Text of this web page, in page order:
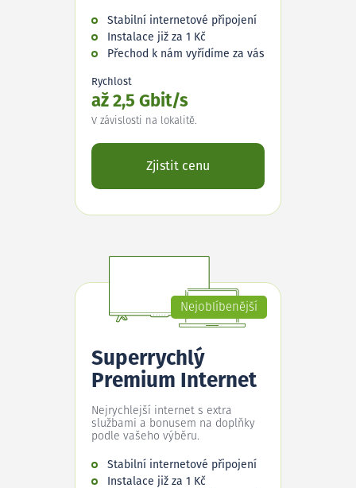
Stabilní internetové připojení
Instalace již za 1 Kč
Přechod k nám vyřídíme za vás
Rychlost
až 2,5 Gbit/s
V závislosti na lokalitě.
Zjistit cenu
Nejoblíbenější
Superrychlý
Premium Internet
Nejrychlejší internet s extra
službami a bonusem na doplňky
podle vašeho výběru.
Stabilní internetové připojení
Instalace již za 1 Kč